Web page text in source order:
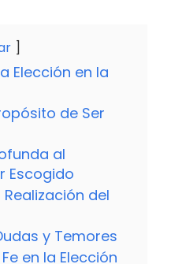
Elección en la
de Ser
al
Escogido
del
y Temores
en la Elección